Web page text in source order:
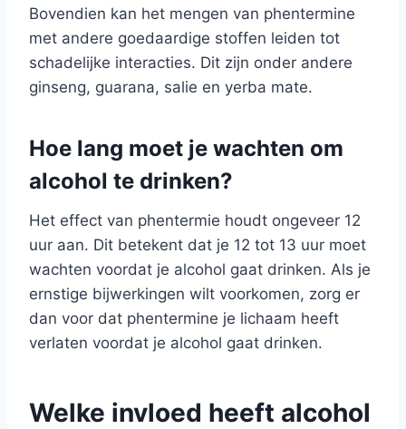
Bovendien kan het mengen van phentermine
met andere goedaardige stoffen leiden tot
schadelijke interacties. Dit zijn onder andere
ginseng, guarana, salie en yerba mate.
Hoe lang moet je wachten om
alcohol te drinken?
Het effect van phentermie houdt ongeveer 12
uur aan. Dit betekent dat je 12 tot 13 uur moet
wachten voordat je alcohol gaat drinken. Als je
ernstige bijwerkingen wilt voorkomen, zorg er
dan voor dat phentermine je lichaam heeft
verlaten voordat je alcohol gaat drinken.
Welke invloed heeft alcohol